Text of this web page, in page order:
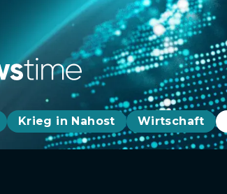
Krieg in Nahost Wirtschaft